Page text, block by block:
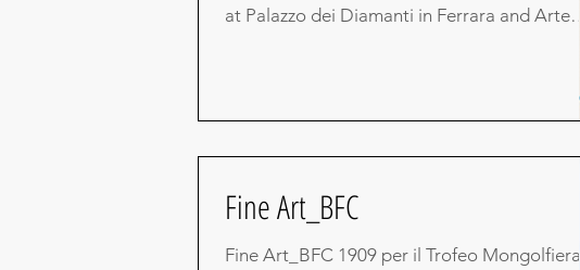
at Palazzo dei Diamanti in Ferrara and Arte
Fine Art_BFC
Fine Art_BFC 1909 per il Trofeo Mongolfiera